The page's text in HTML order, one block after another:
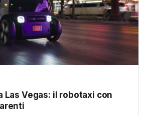
Las Vegas: il robotaxi con